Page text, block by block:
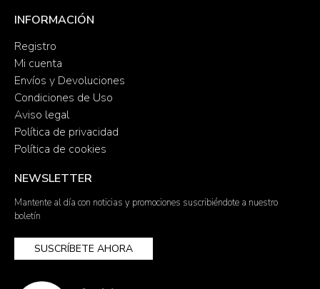
INFORMACIÓN
Registro
Mi cuenta
Envíos y Devoluciones
Condiciones de Uso
Aviso legal
Política de privacidad
Política de cookies
NEWSLETTER
Mantente al día con noticias y promociones suscribiéndote a nuestro
boletín
SUSCRÍBETE AHORA